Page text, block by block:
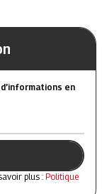
en
plus : Politique